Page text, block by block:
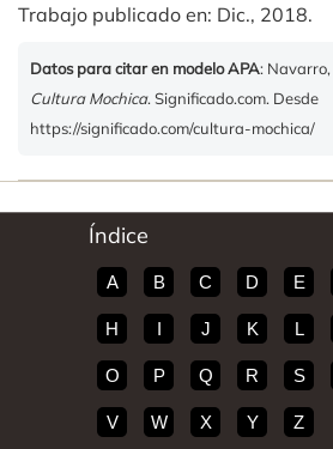
Trabajo publicado en: Dic., 2018.
Datos para citar en modelo APA: Navarro,
Cultura Mochica. Significado.com. Desde
https://significado.com/cultura-mochica/
Índice
A B C D E
H I J K L
O P Q R S
V W X Y Z